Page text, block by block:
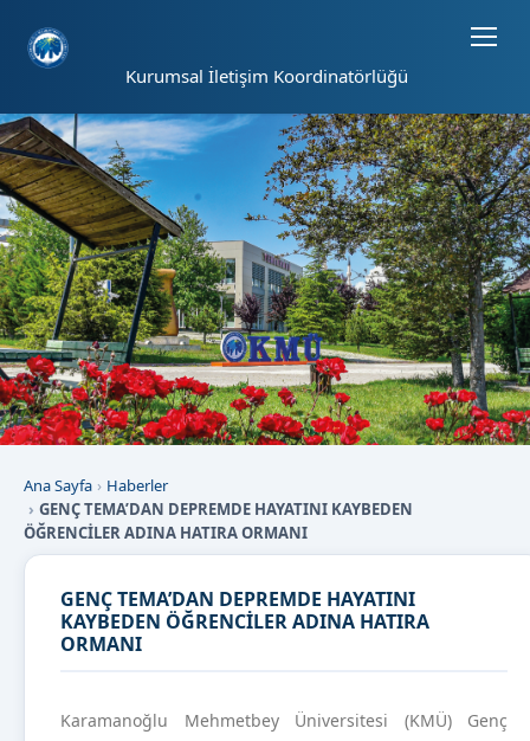
Kurumsal İletişim Koordinatörlüğü
Ana Sayfa
Haberler
GENÇ TEMA’DAN DEPREMDE HAYATINI KAYBEDEN
ÖĞRENCİLER ADINA HATIRA ORMANI
GENÇ TEMA’DAN DEPREMDE HAYATINI
KAYBEDEN ÖĞRENCİLER ADINA HATIRA
ORMANI
Karamanoğlu Mehmetbey Üniversitesi (KMÜ) Genç